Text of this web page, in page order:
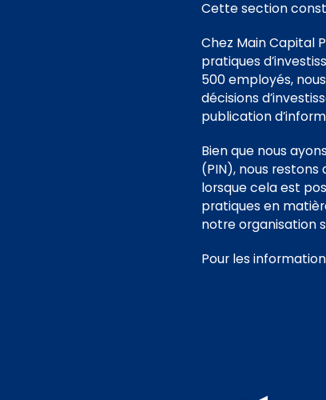
Cette section
Chez Main Capital
pratiques
500 employés,
décisions
publication
Bien que nous
(PIN), nous
lorsque cela est
pratiques en
notre organisation
Pour les